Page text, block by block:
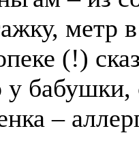
метр
(!)
у бабушки,
–